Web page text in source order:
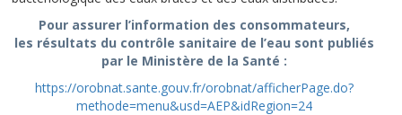
Pour assurer l’information des consommateurs,
les résultats du contrôle sanitaire de l’eau sont publiés
par le Ministère de la Santé :
https://orobnat.sante.gouv.fr/orobnat/afficherPage.do?
methode=menu&usd=AEP&idRegion=24